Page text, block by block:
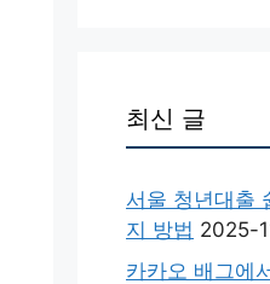
최신 글
서울 청년대출
지 방법 2025-
카카오 배그에